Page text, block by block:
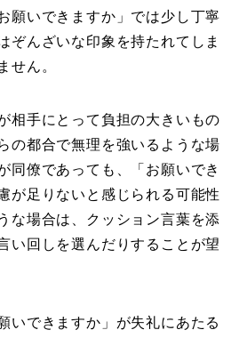
願いできますか」では少し丁寧
ぞんざいな印象を持たれてしま
せん。
相手にとって負担の大きいもの
の都合で無理を強いるような場
同僚であっても、「お願いでき
が足りないと感じられる可能性
な場合は、クッション言葉を添
い回しを選んだりすることが望
いできますか」が失礼にあたる